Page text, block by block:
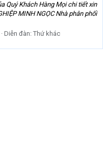
Quý Khách Hàng Mọi chi tiết xin
MINH NGỌC Nhà phân phối
Diễn đàn: Thứ khác